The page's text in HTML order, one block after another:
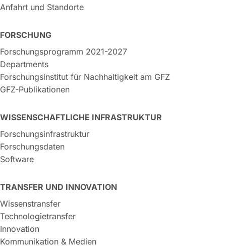
Anfahrt und Standorte
FORSCHUNG
Forschungsprogramm 2021-2027
Departments
Forschungsinstitut für Nachhaltigkeit am GFZ
GFZ-Publikationen
WISSENSCHAFTLICHE INFRASTRUKTUR
Forschungsinfrastruktur
Forschungsdaten
Software
TRANSFER UND INNOVATION
Wissenstransfer
Technologietransfer
Innovation
Kommunikation & Medien